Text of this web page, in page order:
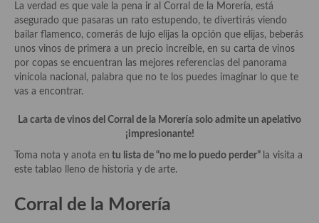
Recetas de Cuaresma
Recetas maridadas con los mejores AOVES
Recetas de fiesta, Navidad y días señalados
Cocina Americana
Cocina Argentina
La verdad es que vale la pena ir al Corral de la Morería, está
asegurado que pasaras un rato estupendo, te divertirás viendo
bailar flamenco, comerás de lujo elijas la opción que elijas, beberás
unos vinos de primera a un precio increíble, en su carta de vinos
por copas se encuentran las mejores referencias del panorama
vinícola nacional, palabra que no te los puedes imaginar lo que te
vas a encontrar.
La carta de vinos del Corral de la Morería solo admite un apelativo
¡impresionante!
Toma nota y anota en tu lista de “no me lo puedo perder” la visita a
este tablao lleno de historia y de arte.
Corral de la Morería